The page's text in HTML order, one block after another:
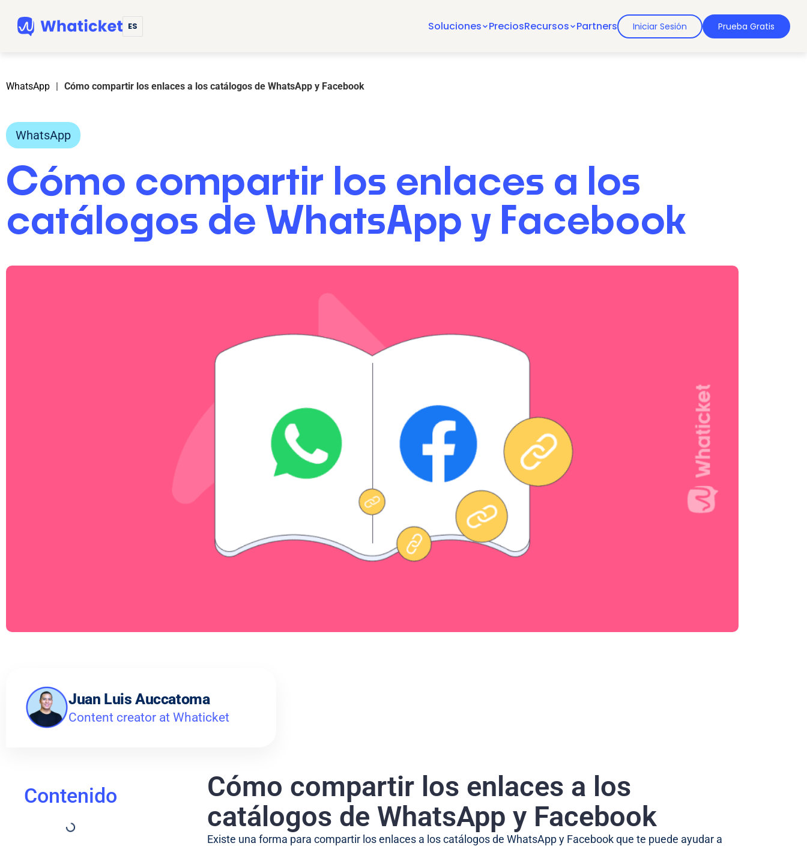
ES Soluciones PreciosRecursos Partners Iniciar Sesión Prueba Gratis
WhatsApp | Cómo compartir los enlaces a los catálogos de WhatsApp y Facebook
WhatsApp
Cómo compartir los enlaces a los
catálogos de WhatsApp y Facebook
Juan Luis Auccatoma
Content creator at Whaticket
Contenido
Cómo compartir los enlaces a los
catálogos de WhatsApp y Facebook
Existe una forma para compartir los enlaces a los catálogos de WhatsApp y Facebook que te puede ayudar a